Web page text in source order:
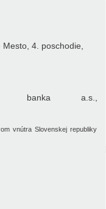
4. poschodie,
a.s.,
vnútra Slovenskej republiky